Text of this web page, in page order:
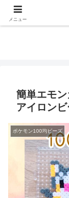
簡単エモ
アイロン
ポケモン100均ビーズ
メニュー